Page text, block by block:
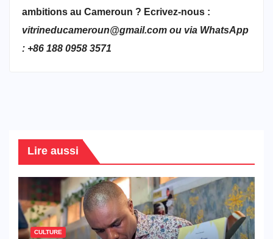
ambitions au Cameroun ? Ecrivez-nous :
vitrineducameroun@gmail.com ou via WhatsApp
: +86 188 0958 3571
Lire aussi
CULTURE